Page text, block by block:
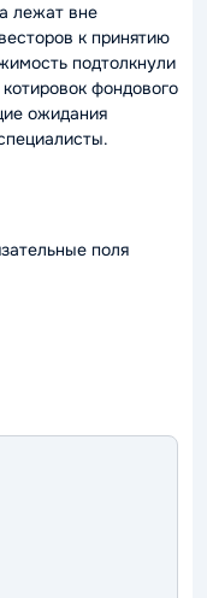
лежат вне
к принятию
подтолкнули
фондового
ожидания
поля